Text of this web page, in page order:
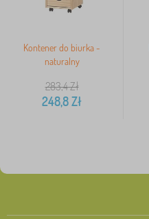
Kontener do biurka -
naturalny
283,4Zł
248,8Zł